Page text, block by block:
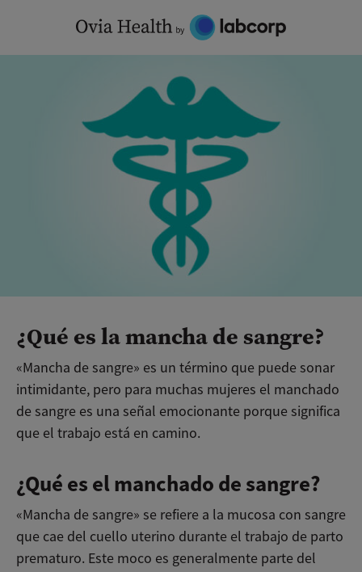
content
¿Qué es la mancha de sangre?
«Mancha de sangre» es un término que puede sonar
intimidante, pero para muchas mujeres el manchado
de sangre es una señal emocionante porque significa
que el trabajo está en camino.
¿Qué es el manchado de sangre?
«Mancha de sangre» se refiere a la mucosa con sangre
que cae del cuello uterino durante el trabajo de parto
prematuro. Este moco es generalmente parte del